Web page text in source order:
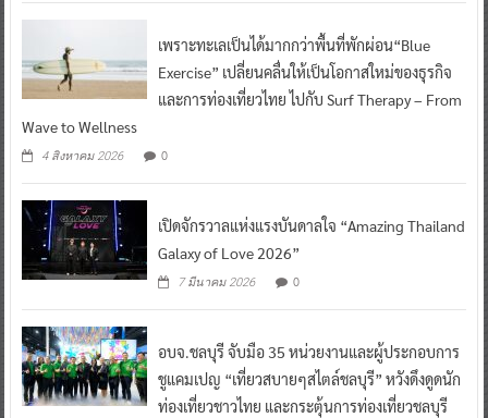
เพราะทะเลเป็นได้มากกว่าพื้นที่พักผ่อน“Blue
Exercise” เปลี่ยนคลื่นให้เป็นโอกาสใหม่ของธุรกิจ
และการท่องเที่ยวไทย ไปกับ Surf Therapy – From
Wave to Wellness
4 สิงหาคม 2026 0
เปิดจักรวาลแห่งแรงบันดาลใจ “Amazing Thailand
Galaxy of Love 2026”
7 มีนาคม 2026 0
อบจ.ชลบุรี จับมือ 35 หน่วยงานและผู้ประกอบการ
ชูแคมเปญ “เที่ยวสบายๆสไตล์ชลบุรี” หวังดึงดูดนัก
ท่องเที่ยวชาวไทย และกระตุ้นการท่องเที่ยวชลบุรี